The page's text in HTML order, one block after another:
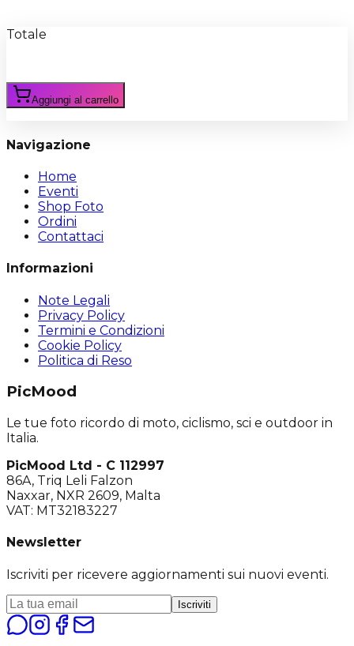
Totale
Aggiungi al carrello
Navigazione
Home
Eventi
Shop Foto
Ordini
Contattaci
Informazioni
Note Legali
Privacy Policy
Termini e Condizioni
Cookie Policy
Politica di Reso
PicMood
Le tue foto ricordo di moto, ciclismo, sci e outdoor in
Italia.
PicMood Ltd - C 112997
86A, Triq Leli Falzon
Naxxar, NXR 2609, Malta
VAT: MT32183227
Newsletter
Iscriviti per ricevere aggiornamenti sui nuovi eventi.
Iscriviti